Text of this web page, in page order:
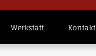
Werkstatt Kontakt